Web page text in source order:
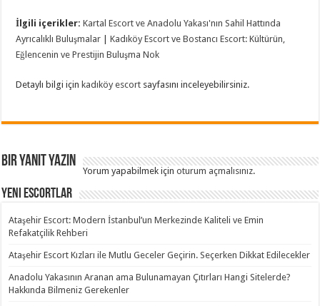
İlgili içerikler: Kartal Escort ve Anadolu Yakası'nın Sahil Hattında
Ayrıcalıklı Buluşmalar |Kadıköy Escort ve Bostancı Escort: Kültürün,
Eğlencenin ve Prestijin Buluşma Nok
Detaylı bilgi için kadıköy escort sayfasını inceleyebilirsiniz.
Bir yanıt yazın
Yorum yapabilmek içinoturum açmalısınız.
Yeni Escortlar
Ataşehir Escort: Modern İstanbul’un Merkezinde Kaliteli ve Emin
Refakatçilik Rehberi
Ataşehir Escort Kızları ile Mutlu Geceler Geçirin. Seçerken Dikkat Edilecekler
Anadolu Yakasının Aranan ama Bulunamayan Çıtırları Hangi Sitelerde?
Hakkında Bilmeniz Gerekenler